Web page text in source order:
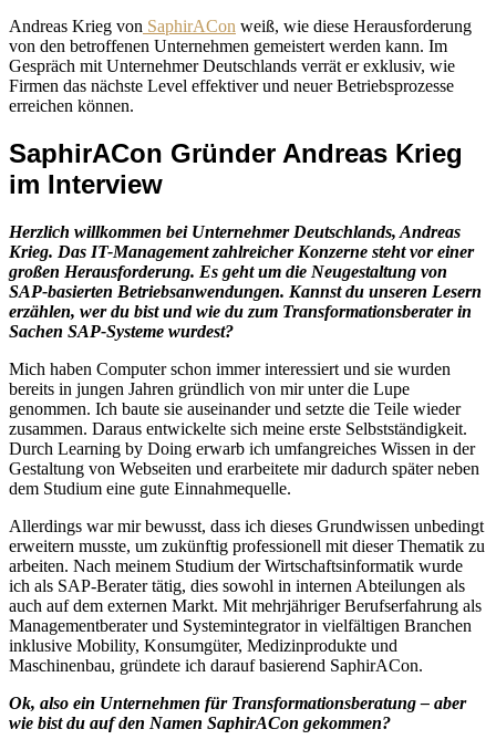
Andreas Krieg von SaphirACon weiß, wie diese Herausforderung
von den betroffenen Unternehmen gemeistert werden kann. Im
Gespräch mit Unternehmer Deutschlands verrät er exklusiv, wie
Firmen das nächste Level effektiver und neuer Betriebsprozesse
erreichen können.
SaphirACon Gründer Andreas Krieg
im Interview
Herzlich willkommen bei Unternehmer Deutschlands, Andreas
Krieg. Das IT-Management zahlreicher Konzerne steht vor einer
großen Herausforderung. Es geht um die Neugestaltung von
SAP-basierten Betriebsanwendungen. Kannst du unseren Lesern
erzählen, wer du bist und wie du zum Transformationsberater in
Sachen SAP-Systeme wurdest?
Mich haben Computer schon immer interessiert und sie wurden
bereits in jungen Jahren gründlich von mir unter die Lupe
genommen. Ich baute sie auseinander und setzte die Teile wieder
zusammen. Daraus entwickelte sich meine erste Selbstständigkeit.
Durch Learning by Doing erwarb ich umfangreiches Wissen in der
Gestaltung von Webseiten und erarbeitete mir dadurch später neben
dem Studium eine gute Einnahmequelle.
Allerdings war mir bewusst, dass ich dieses Grundwissen unbedingt
erweitern musste, um zukünftig professionell mit dieser Thematik zu
arbeiten. Nach meinem Studium der Wirtschaftsinformatik wurde
ich als SAP-Berater tätig, dies sowohl in internen Abteilungen als
auch auf dem externen Markt. Mit mehrjähriger Berufserfahrung als
Managementberater und Systemintegrator in vielfältigen Branchen
inklusive Mobility, Konsumgüter, Medizinprodukte und
Maschinenbau, gründete ich darauf basierend SaphirACon.
Ok, also ein Unternehmen für Transformationsberatung – aber
wie bist du auf den Namen SaphirACon gekommen?